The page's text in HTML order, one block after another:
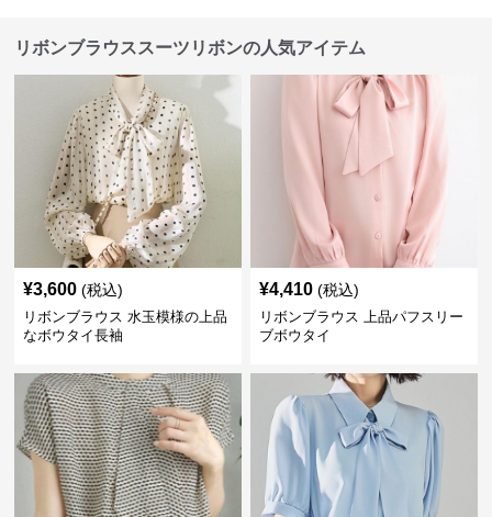
リボンブラウススーツリボンの人気アイテム
¥3,600 (税込)
リボンブラウス 水玉模様の上品
なボウタイ長袖
¥4,410 (税込)
リボンブラウス 上品パフスリー
ブボウタイ